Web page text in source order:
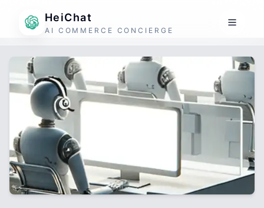
HeiChat
AI COMMERCE CONCIERGE